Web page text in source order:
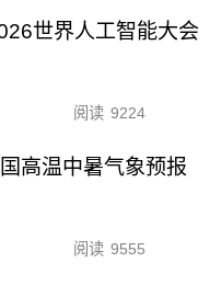
世界人工智能大会
阅读 9224
高温中暑气象预报
阅读 9555